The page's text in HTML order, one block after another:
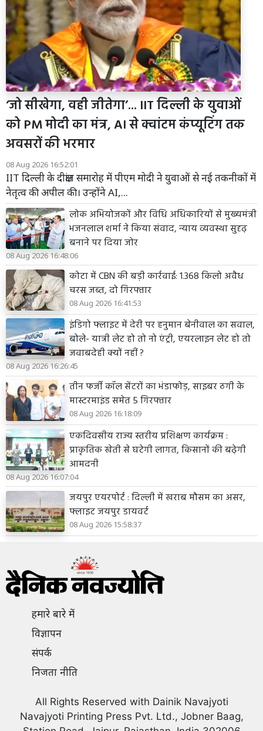
‘जो सीखेगा, वही जीतेगा’... IIT दिल्ली के युवाओं
को PM मोदी का मंत्र, AI से क्वांटम कंप्यूटिंग तक
अवसरों की भरमार
08 Aug 2026 16:52:01
IIT दिल्ली के दीक्षांत समारोह में पीएम मोदी ने युवाओं से नई तकनीकों में
नेतृत्व की अपील की। उन्होंने AI,...
लोक अभियोजकों और विधि अधिकारियों से मुख्यमंत्री
भजनलाल शर्मा ने किया संवाद, न्याय व्यवस्था सुदृढ़
बनाने पर दिया जोर
08 Aug 2026 16:48:06
कोटा में CBN की बड़ी कार्रवाई: 1.368 किलो अवैध
चरस जब्त, दो गिरफ्तार
08 Aug 2026 16:41:53
इंडिगो फ्लाइट में देरी पर हनुमान बेनीवाल का सवाल,
बोले- यात्री लेट हो तो नो एंट्री, एयरलाइन लेट हो तो
जवाबदेही क्यों नहीं ?
08 Aug 2026 16:26:45
तीन फर्जी कॉल सेंटरों का भंडाफोड़, साइबर ठगी के
मास्टरमाइंड समेत 5 गिरफ्तार
08 Aug 2026 16:18:09
एकदिवसीय राज्य स्तरीय प्रशिक्षण कार्यक्रम :
प्राकृतिक खेती से घटेगी लागत, किसानों की बढ़ेगी
आमदनी
08 Aug 2026 16:07:04
जयपुर एयरपोर्ट : दिल्ली में खराब मौसम का असर,
फ्लाइट जयपुर डायवर्ट
08 Aug 2026 15:58:37
हमारे बारे में
विज्ञापन
संपर्क
निजता नीति
All Rights Reserved with Dainik Navajyoti
Navajyoti Printing Press Pvt. Ltd., Jobner Baag,